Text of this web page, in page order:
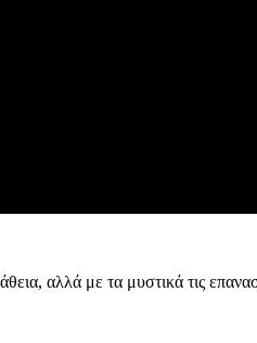
αλλά με τα μυστικά τις